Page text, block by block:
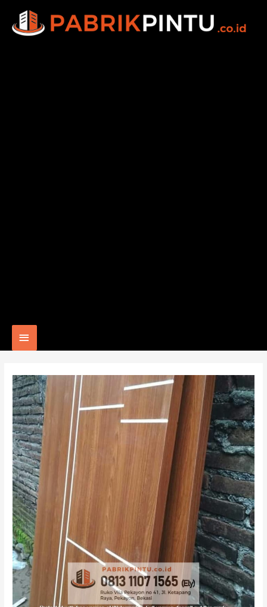
Main